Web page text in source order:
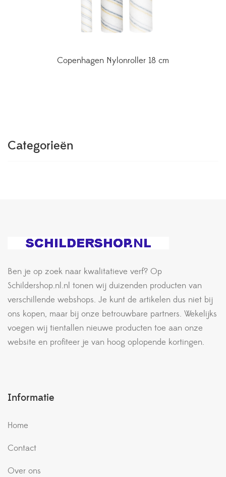
Copenhagen Nylonroller 18 cm
Categorieën
Ben je op zoek naar kwalitatieve verf? Op
Schildershop.nl.nl tonen wij duizenden producten van
verschillende webshops. Je kunt de artikelen dus niet bij
ons kopen, maar bij onze betrouwbare partners. Wekelijks
voegen wij tientallen nieuwe producten toe aan onze
website en profiteer je van hoog oplopende kortingen.
Informatie
Home
Contact
Over ons